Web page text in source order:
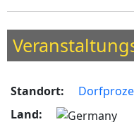
Standort:
Land: